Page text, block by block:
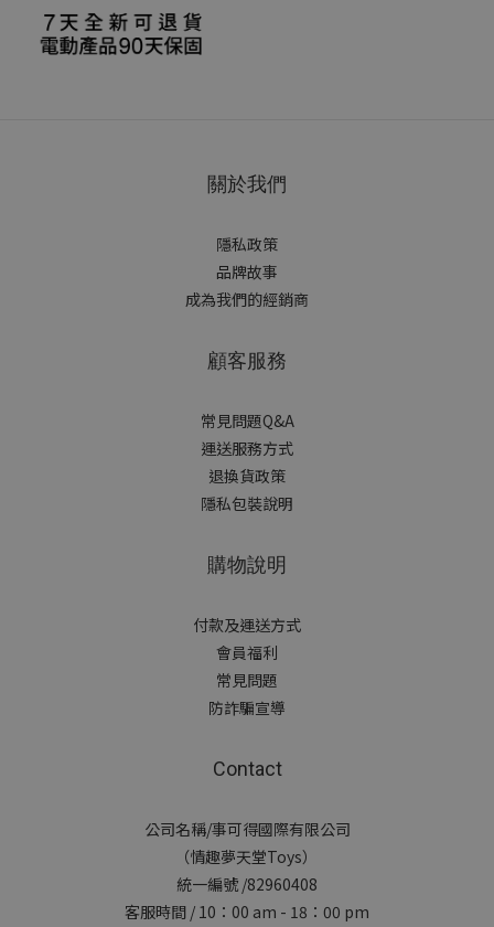
關於我們
隱私政策
品牌故事
成為我們的經銷商
顧客服務
常見問題Q&A
運送服務方式
退換貨政策
隱私包裝說明
購物說明
付款及運送方式
會員福利
常見問題
防詐騙宣導
Contact
公司名稱/事可得國際有限公司
（情趣夢天堂Toys）
統一編號 /82960408
客服時間 / 10：00 am - 18：00 pm